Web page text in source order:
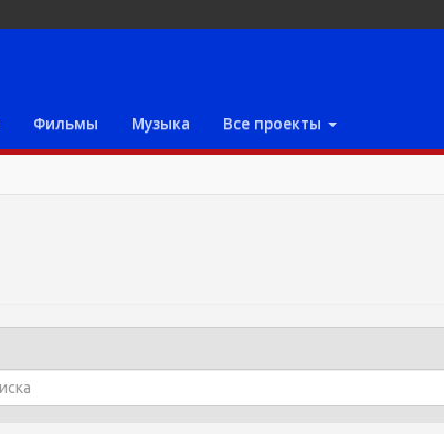
Фильмы Музыка Все проекты